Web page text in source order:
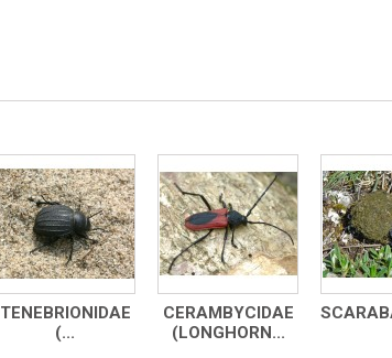
TENEBRIONIDAE
(...
CERAMBYCIDAE
(LONGHORN...